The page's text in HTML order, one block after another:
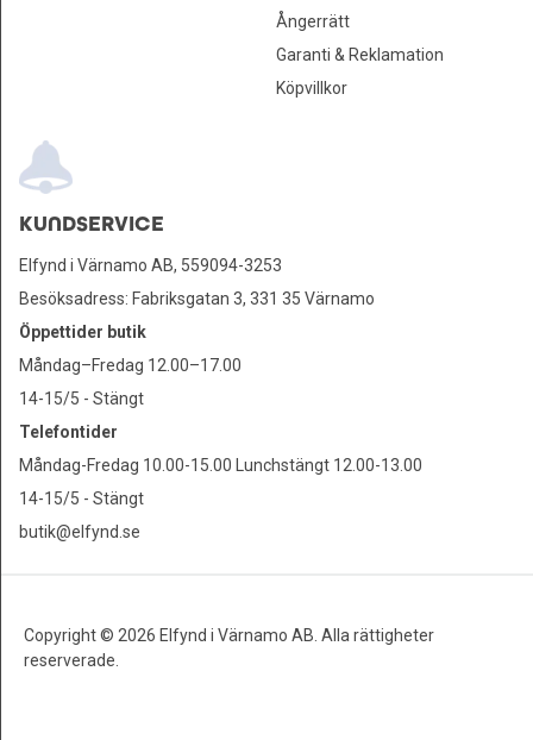
Ångerrätt
Garanti & Reklamation
Köpvillkor
KUNDSERVICE
Elfynd i Värnamo AB, 559094-3253
Besöksadress: Fabriksgatan 3, 331 35 Värnamo
Öppettider butik
Måndag–Fredag 12.00–17.00
14-15/5 - Stängt
Telefontider
Måndag-Fredag 10.00-15.00 Lunchstängt 12.00-13.00
14-15/5 - Stängt
butik@elfynd.se
Copyright © 2026 Elfynd i Värnamo AB. Alla rättigheter
reserverade.